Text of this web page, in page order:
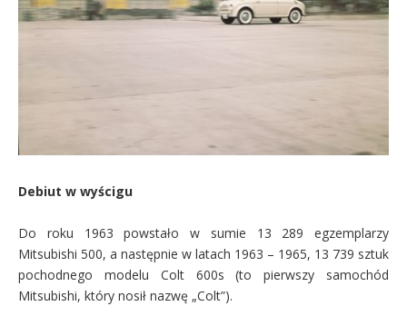
Debiut w wyścigu
Do roku 1963 powstało w sumie 13 289 egzemplarzy
Mitsubishi 500, a następnie w latach 1963 – 1965, 13 739 sztuk
pochodnego modelu Colt 600s (to pierwszy samochód
Mitsubishi, który nosił nazwę „Colt”).